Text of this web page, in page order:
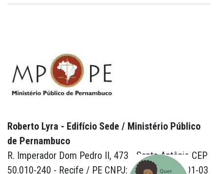
Roberto Lyra - Edifício Sede / Ministério Público
de Pernambuco
R. Imperador Dom Pedro II, 473 - Santo Antônio CEP
50.010-240 - Recife / PE CNPJ: 24.417.065/0001-03